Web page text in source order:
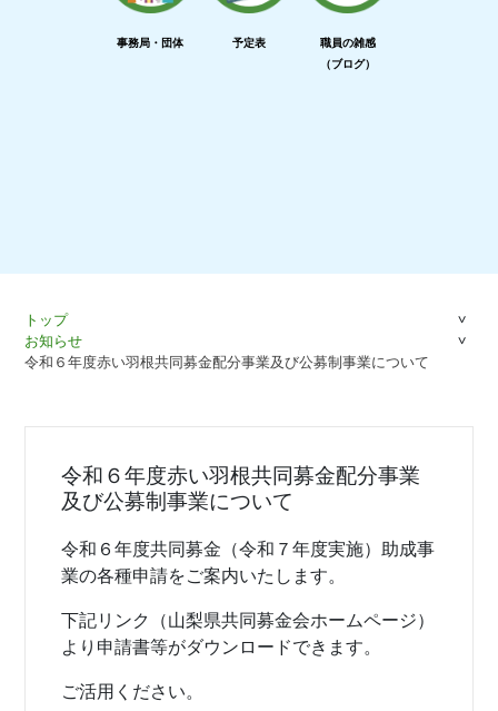
事務局・団体 予定表
職員の雑感
（ブログ）
トップ
お知らせ
令和６年度赤い羽根共同募金配分事業及び公募制事業について
令和６年度赤い羽根共同募金配分事業
及び公募制事業について
令和６年度共同募金（令和７年度実施）助成事
業の各種申請をご案内いたします。
下記リンク（山梨県共同募金会ホームページ）
より申請書等がダウンロードできます。
ご活用ください。